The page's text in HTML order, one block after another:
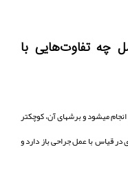
چه تفاوت‌هایی با
میشود و برشهای آن، کوچکتر
قیاس با عمل جراحی باز دارد و